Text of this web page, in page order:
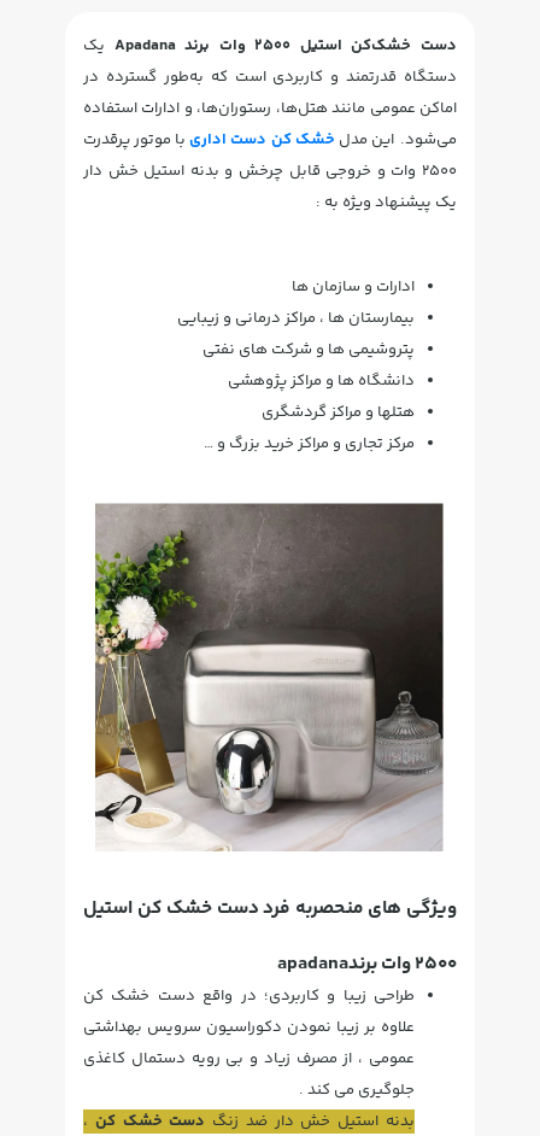
دست خشک‌کن استیل 2500 وات برند Apadana
یک
دستگاه قدرتمند و کاربردی است که به‌طور گسترده در
اماکن عمومی مانند هتل‌ها، رستوران‌ها، و ادارات استفاده
می‌شود. این مدل خشک کن دست اداریبا موتور پرقدرت
۲۵۰۰ وات و خروجی قابل چرخش و بدنه استیل خش دار
یک پیشنهاد ویژه به :
ادارات و سازمان ها
بیمارستان ها ، مراکز درمانی و زیبایی
پتروشیمی ها و شرکت های نفتی
دانشگاه ها و مراکز پژوهشی
هتلها و مراکز گردشگری
مرکز تجاری و مراکز خرید بزرگ و …
ویژگی های منحصربه فرد دست خشک کن استیل
2500 وات برندapadana
طراحی زیبا و کاربردی؛ در واقع دست خشک کن
علاوه بر زیبا نمودن دکوراسیون سرویس بهداشتی
عمومی ، از مصرف زیاد و بی رویه دستمال کاغذی
جلوگیری می کند .
بدنه استیل خش دار ضد زنگ دست خشک کن ،